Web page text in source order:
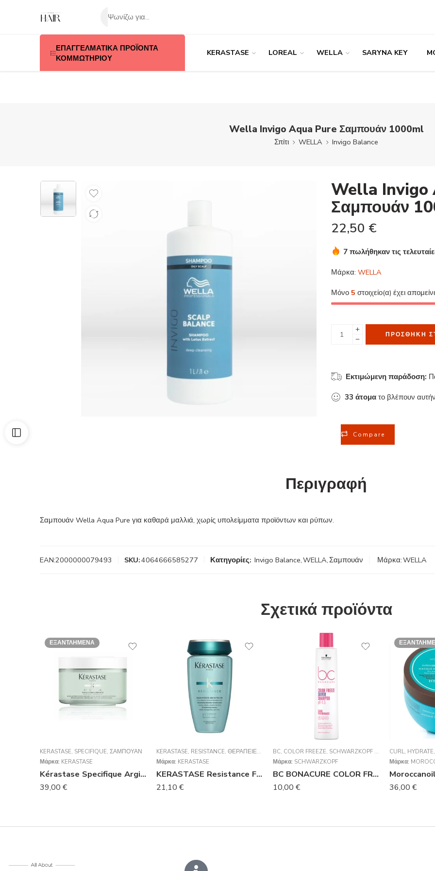
ΕΠΑΓΓΕΛΜΑΤΙΚΑ ΠΡΟΪΟΝΤΑ
ΚΟΜΜΩΤΗΡΙΟΥ
KERASTASE LOREAL WELLA SARYNA KEY
Wella Invigo Aqua Pure Σαμπουάν 1000ml
Σπίτι WELLA Invigo Balance
Wella Invigo
Σαμπουάν
22,50 €
Βιασύνη! Πάνω από 7
Μάρκα: WELLA
Μόνο 5 στοιχείο(α) έχει
ΠΡΟΣΘΉΚΗ
Εκτιμώμενη παράδοση:
33 άτομα το βλέπουν
Compare
Περιγραφή
Σαμπουάν Wella Aqua Pure για καθαρά μαλλιά, χωρίς υπολείμματα προϊόντων και ρύπων.
EAN:2000000079493 SKU:4064666585277 Κατηγορίες: Invigo Balance,WELLA,Σαμπουάν Μάρκα:WELLA
Σχετικά προϊόντα
ΕΞΑΝΤΛΗΜΈΝΑ
KERASTASE, SPECIFIQUE, ΣΑΜΠΟΥΆΝ
Μάρκα: KERASTASE
Kérastase Specifique Argile Equilibrante Cleansing Hair Clay 250ml
39,00 €
KERASTASE, RESISTANCE, ΘΕΡΑΠΕΊΕΣ ,
ΣΑΜΠΟΥΆΝ
Μάρκα: KERASTASE
KERASTASE Resistance Force Architecte Bain Force Architecte Σαμπουάν Αναδόμησης Μαλλιών 250ml
21,10 €
BC, COLOR FREEZE, SCHWARZKOPF PROFESSIONAL ,
Μάρκα: SCHWARZKOPF
BC BONACURE COLOR FREEZE SILVER SHAMPOO 250 ml
10,00 €
CURL, HYDRATE
Μάρκα:
36,00 €